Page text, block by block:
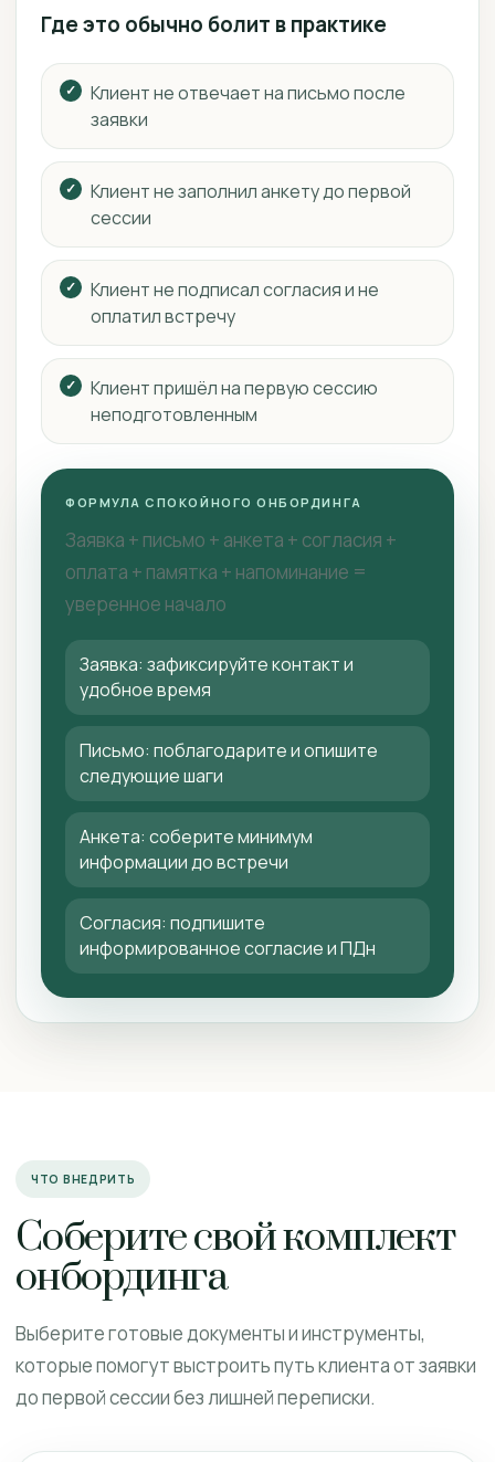
Где это обычно болит в практике
Клиент не отвечает на письмо после
заявки
Клиент не заполнил анкету до первой
сессии
Клиент не подписал согласия и не
оплатил встречу
Клиент пришёл на первую сессию
неподготовленным
ФОРМУЛА СПОКОЙНОГО ОНБОРДИНГА
Заявка + письмо + анкета + согласия +
оплата + памятка + напоминание =
уверенное начало
Заявка: зафиксируйте контакт и
удобное время
Письмо: поблагодарите и опишите
следующие шаги
Анкета: соберите минимум
информации до встречи
Согласия: подпишите
информированное согласие и ПДн
ЧТО ВНЕДРИТЬ
Соберите свой комплект
онбординга
Выберите готовые документы и инструменты,
которые помогут выстроить путь клиента от заявки
до первой сессии без лишней переписки.